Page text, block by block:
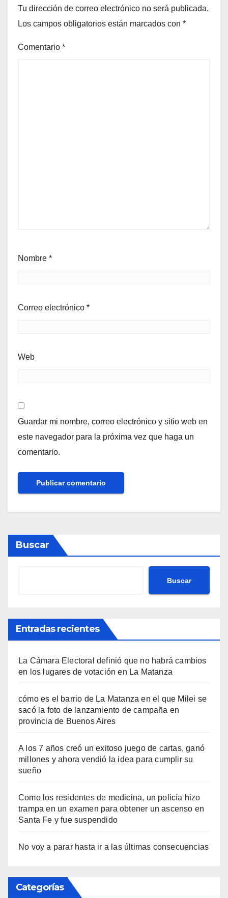
Tu dirección de correo electrónico no será publicada.
Los campos obligatorios están marcados con *
Comentario *
Nombre *
Correo electrónico *
Web
Guardar mi nombre, correo electrónico y sitio web en
este navegador para la próxima vez que haga un
comentario.
Buscar
Buscar
Entradas recientes
La Cámara Electoral definió que no habrá cambios
en los lugares de votación en La Matanza
cómo es el barrio de La Matanza en el que Milei se
sacó la foto de lanzamiento de campaña en
provincia de Buenos Aires
A los 7 años creó un exitoso juego de cartas, ganó
millones y ahora vendió la idea para cumplir su
sueño
Como los residentes de medicina, un policía hizo
trampa en un examen para obtener un ascenso en
Santa Fe y fue suspendido
No voy a parar hasta ir a las últimas consecuencias
Categorías